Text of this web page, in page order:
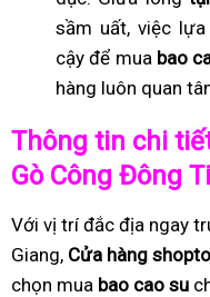
sầm uất, việc
cậy để mua bao
hàng luôn quan
Thông tin chi
Gò Công Đông
Với vị trí đắc địa ngay
Giang, Cửa hàng
chọn mua bao cao su